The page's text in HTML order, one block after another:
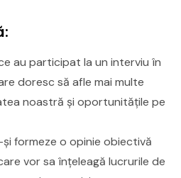
au participat la un interviu în
doresc să afle mai multe
noastră și oportunitățile pe
formeze o opinie obiectivă
vor sa înțeleagă lucrurile de